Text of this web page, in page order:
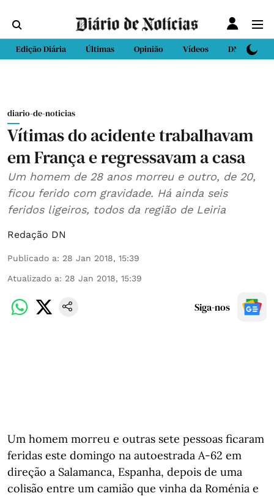
Edição Diária Últimas Opinião Vídeos DN Sport
diario-de-noticias
Vítimas do acidente trabalhavam
em França e regressavam a casa
Um homem de 28 anos morreu e outro, de 20,
ficou ferido com gravidade. Há ainda seis
feridos ligeiros, todos da região de Leiria
Redação DN
Publicado a: 28 Jan 2018, 15:39
Atualizado a: 28 Jan 2018, 15:39
Siga-nos
Um homem morreu e outras sete pessoas ficaram
feridas este domingo na autoestrada A-62 em
direção a Salamanca, Espanha, depois de uma
colisão entre um camião que vinha da Roménia e